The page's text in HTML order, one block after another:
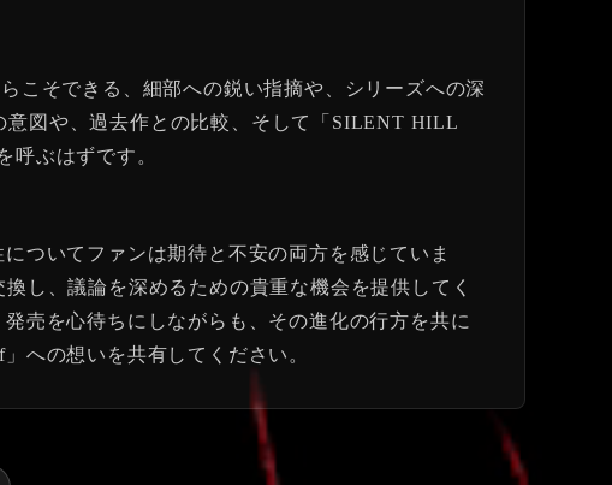
こそできる、細部への鋭い指摘や、シリーズへの深
図や、過去作との比較、そして「SILENT HILL
呼ぶはずです。
ついてファンは期待と不安の両方を感じていま
し、議論を深めるための貴重な機会を提供してく
売を心待ちにしながらも、その進化の行方を共に
への想いを共有してください。